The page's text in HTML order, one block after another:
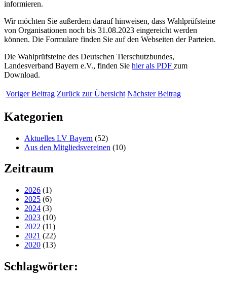
informieren.
Wir möchten Sie außerdem darauf hinweisen, dass Wahlprüfsteine
von Organisationen noch bis 31.08.2023 eingereicht werden
können. Die Formulare finden Sie auf den Webseiten der Parteien.
Die Wahlprüfsteine des Deutschen Tierschutzbundes,
Landesverband Bayern e.V., finden Sie hier als PDF zum
Download.
Voriger Beitrag Zurück zur Übersicht Nächster Beitrag
Kategorien
Aktuelles LV Bayern (52)
Aus den Mitgliedsvereinen (10)
Zeitraum
2026 (1)
2025 (6)
2024 (3)
2023 (10)
2022 (11)
2021 (22)
2020 (13)
Schlagwörter: